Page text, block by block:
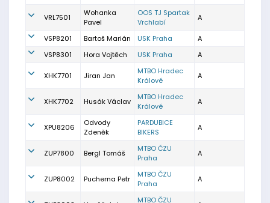
VRL7501
Wohanka
Pavel
OOS TJ Spartak
Vrchlabí
A
VSP8201 Bartoš Marián USK Praha
A
VSP8301
Hora Vojtěch USK Praha A
XHK7701 Jiran Jan
MTBO Hradec
Králové
A
XHK7702 Husák Václav
MTBO Hradec
Králové
A
XPU8206
Odvody
Zdeněk
PARDUBICE
BIKERS
A
ZUP7800 Bergl Tomáš
MTBO ČZU
Praha
A
ZUP8002 Pucherna Petr
MTBO ČZU
Praha
A
MTBO ČZU